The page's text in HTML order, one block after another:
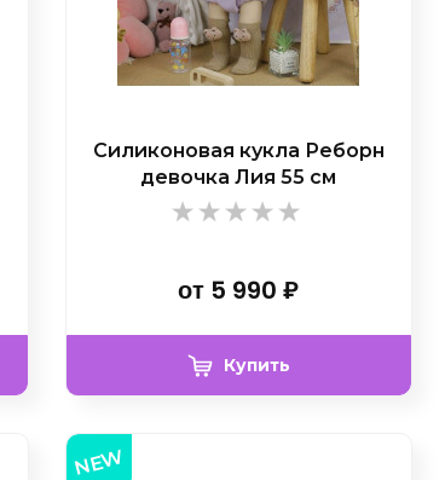
Силиконовая кукла Реборн
девочка Лия 55 см
от 5 990 ₽
Купить
NEW